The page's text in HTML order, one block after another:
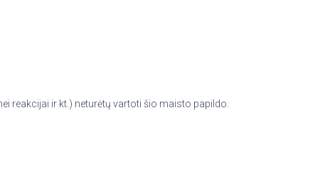
reakcijai ir kt.) neturėtų vartoti šio maisto papildo.